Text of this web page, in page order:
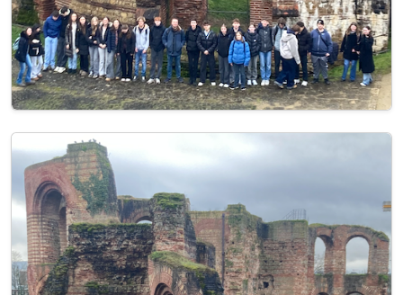
Image